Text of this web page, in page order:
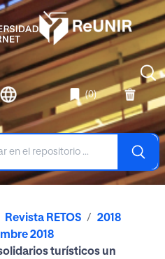
(0)
Revista RETOS
2018
2018
turísticos un